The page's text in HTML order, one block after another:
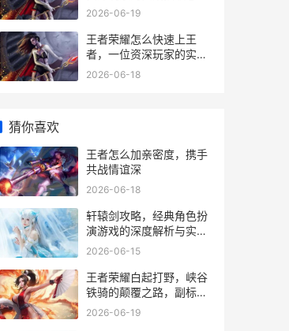
法，副标题，揭秘虚拟车
2026-06-19
王者荣耀怎么快速上王
者，一位资深玩家的实战
心得
2026-06-18
猜你喜欢
王者怎么加亲密度，携手
共战情谊深
2026-06-18
轩辕剑攻略，经典角色扮
演游戏的深度解析与实战
指南，副标题，资深玩家
理
2026-06-15
王者荣耀白起打野，峡谷
铁骑的颠覆之路，副标
题，肉刀与嘲讽的艺术交
2026-06-19